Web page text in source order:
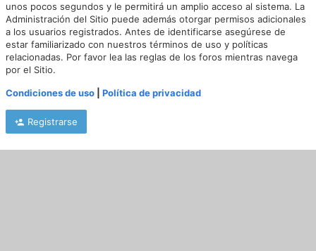
unos pocos segundos y le permitirá un amplio acceso al sistema. La
Administración del Sitio puede además otorgar permisos adicionales
a los usuarios registrados. Antes de identificarse asegúrese de
estar familiarizado con nuestros términos de uso y políticas
relacionadas. Por favor lea las reglas de los foros mientras navega
por el Sitio.
Condiciones de uso Política de privacidad
Registrarse